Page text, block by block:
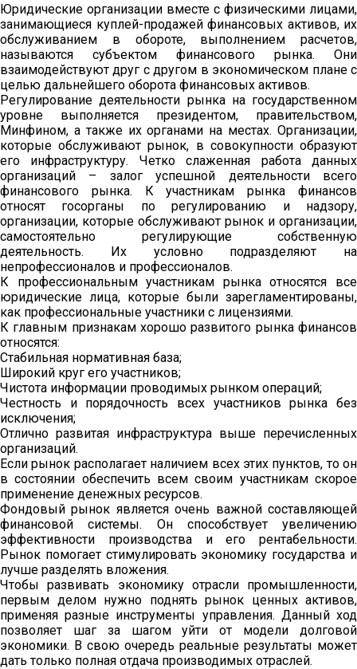
Юридические организации вместе с физическими лицами,
занимающиеся куплей-продажей финансовых активов, их
обслуживанием в обороте, выполнением расчетов,
называются субъектом финансового рынка. Они
взаимодействуют друг с другом в экономическом плане с
целью дальнейшего оборота финансовых активов.
Регулирование деятельности рынка на государственном
уровне выполняется президентом, правительством,
Минфином, а также их органами на местах. Организации,
которые обслуживают рынок, в совокупности образуют
его инфраструктуру. Четко слаженная работа данных
организаций – залог успешной деятельности всего
финансового рынка. К участникам рынка финансов
относят госорганы по регулированию и надзору,
организации, которые обслуживают рынок и организации,
самостоятельно регулирующие собственную
деятельность. Их условно подразделяют на
непрофессионалов и профессионалов.
К профессиональным участникам рынка относятся все
юридические лица, которые были зарегламентированы,
как профессиональные участники с лицензиями.
К главным признакам хорошо развитого рынка финансов
относятся:
Стабильная нормативная база;
Широкий круг его участников;
Чистота информации проводимых рынком операций;
Честность и порядочность всех участников рынка без
исключения;
Отлично развитая инфраструктура выше перечисленных
организаций.
Если рынок располагает наличием всех этих пунктов, то он
в состоянии обеспечить всем своим участникам скорое
применение денежных ресурсов.
Фондовый рынок является очень важной составляющей
финансовой системы. Он способствует увеличению
эффективности производства и его рентабельности.
Рынок помогает стимулировать экономику государства и
лучше разделять вложения.
Чтобы развивать экономику отрасли промышленности,
первым делом нужно поднять рынок ценных активов,
применяя разные инструменты управления. Данный ход
позволяет шаг за шагом уйти от модели долговой
экономики. В свою очередь реальные результаты может
дать только полная отдача производимых отраслей.